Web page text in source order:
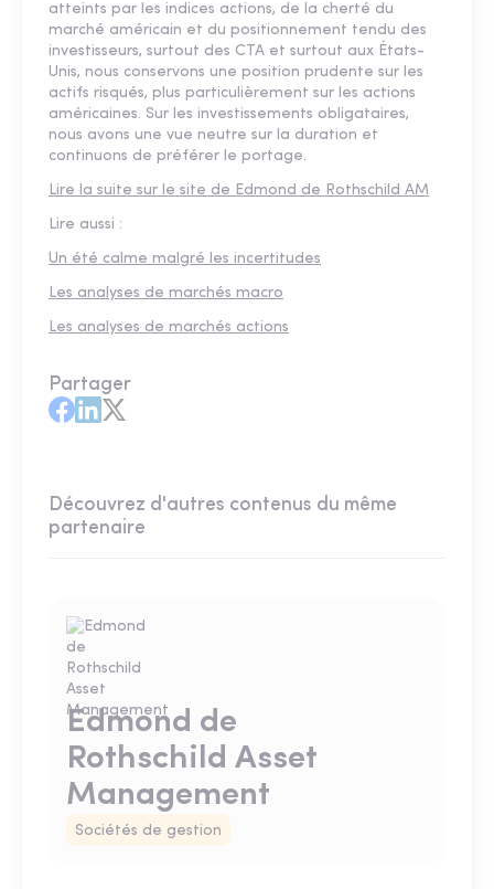
atteints par les indices actions, de la cherté du
marché américain et du positionnement tendu des
investisseurs, surtout des CTA et surtout aux États-
Unis, nous conservons une position prudente sur les
actifs risqués, plus particulièrement sur les actions
américaines. Sur les investissements obligataires,
nous avons une vue neutre sur la duration et
continuons de préférer le portage.
Lire la suite sur le site de Edmond de Rothschild AM
Lire aussi :
Un été calme malgré les incertitudes
Les analyses de marchés macro
Les analyses de marchés actions
Partager
Découvrez d'autres contenus du même
partenaire
Edmond de
Rothschild Asset
Management
Sociétés de gestion